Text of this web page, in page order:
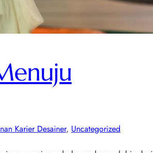
Karier Desainer, Uncategorized